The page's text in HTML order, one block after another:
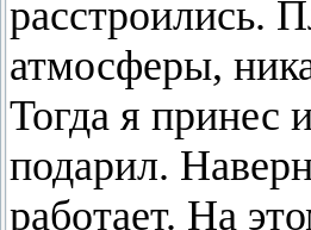
расстроились.
атмосферы,
Тогда я
подарил.
работает. На